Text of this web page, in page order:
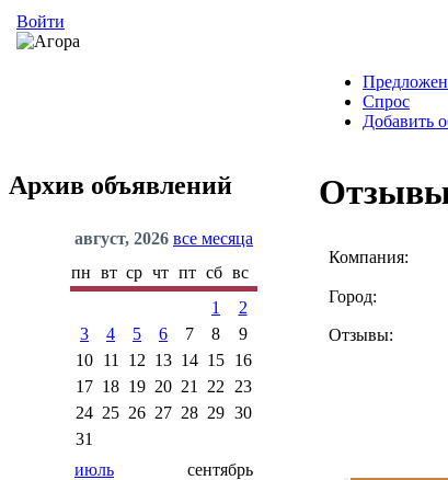
Войти
Спрос
Добавить
Архив объявлений
август, 2026 все месяца
пн вт ср чт пт сб вс
1
2
3
4 5 6 7 8
9
10 11 12 13 14 15 16
17 18 19 20 21 22
23
24 25 26 27 28 29 30
31
июль
сентябрь
Компания:
Город:
Отзывы: